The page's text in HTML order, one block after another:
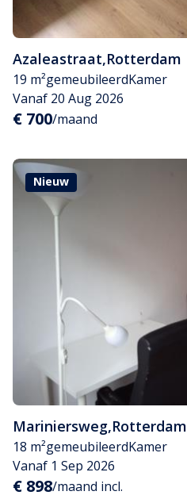
Azaleastraat,Rotterdam
19 m²gemeubileerdKamer
Vanaf 20 Aug 2026
€ 700/maand
Nieuw
Mariniersweg,Rotterdam
18 m²gemeubileerdKamer
Vanaf 1 Sep 2026
€ 898/maand incl.